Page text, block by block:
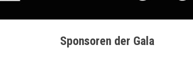
Sponsoren der Gala